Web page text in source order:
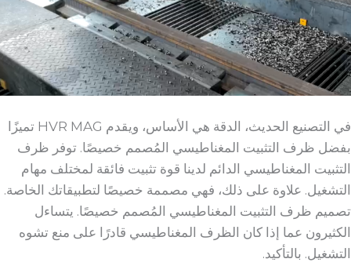
في التصنيع الحديث، الدقة هي الأساس، ويقدم HVR MAG تميزًا
بفضل ظرف التثبيت المغناطيسي المُصمم خصيصًا. توفر ظرف
التثبيت المغناطيسي الدائم لدينا قوة تثبيت فائقة لمختلف مهام
التشغيل. علاوة على ذلك، فهي مصممة خصيصًا لتطبيقاتك الخاصة.
تصميم ظرف التثبيت المغناطيسي المُصمم خصيصًا. يتساءل
الكثيرون عما إذا كان الظرف المغناطيسي قادرًا على منع تشوه
التشغيل. بالتأكيد.